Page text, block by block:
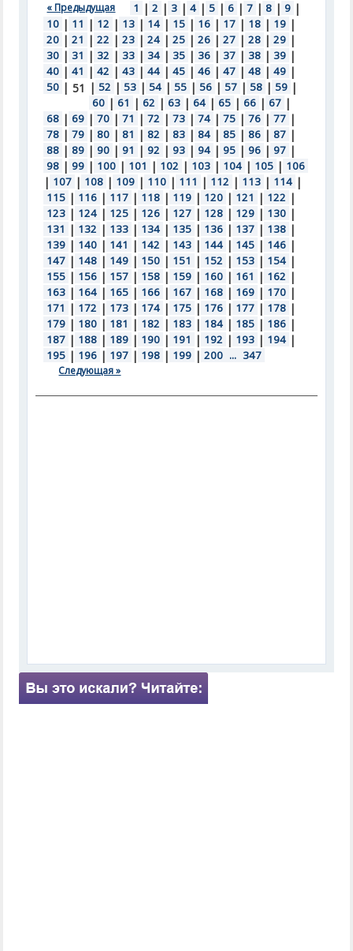
« Предыдущая 1 | 2 | 3 | 4 | 5 | 6 | 7 | 8 | 9 |
10 | 11 | 12 | 13 | 14 | 15 | 16 | 17 | 18 | 19 |
20 | 21 | 22 | 23 | 24 | 25 | 26 | 27 | 28 | 29 |
30 | 31 | 32 | 33 | 34 | 35 | 36 | 37 | 38 | 39 |
40 | 41 | 42 | 43 | 44 | 45 | 46 | 47 | 48 | 49 |
50 | 51 | 52 | 53 | 54 | 55 | 56 | 57 | 58 | 59 |
60 | 61 | 62 | 63 | 64 | 65 | 66 | 67 |
68 | 69 | 70 | 71 | 72 | 73 | 74 | 75 | 76 | 77 |
78 | 79 | 80 | 81 | 82 | 83 | 84 | 85 | 86 | 87 |
88 | 89 | 90 | 91 | 92 | 93 | 94 | 95 | 96 | 97 |
98 | 99 | 100 | 101 | 102 | 103 | 104 | 105 | 106
| 107 | 108 | 109 | 110 | 111 | 112 | 113 | 114 |
115 | 116 | 117 | 118 | 119 | 120 | 121 | 122 |
123 | 124 | 125 | 126 | 127 | 128 | 129 | 130 |
131 | 132 | 133 | 134 | 135 | 136 | 137 | 138 |
139 | 140 | 141 | 142 | 143 | 144 | 145 | 146 |
147 | 148 | 149 | 150 | 151 | 152 | 153 | 154 |
155 | 156 | 157 | 158 | 159 | 160 | 161 | 162 |
163 | 164 | 165 | 166 | 167 | 168 | 169 | 170 |
171 | 172 | 173 | 174 | 175 | 176 | 177 | 178 |
179 | 180 | 181 | 182 | 183 | 184 | 185 | 186 |
187 | 188 | 189 | 190 | 191 | 192 | 193 | 194 |
195 | 196 | 197 | 198 | 199 | 200 ... 347
Следующая »